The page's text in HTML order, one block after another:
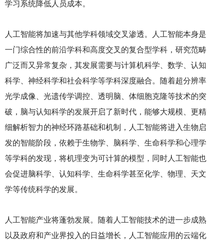
学习系统降低人员成本。
人工智能将加速与其他学科领域交叉渗透。人工智能本身是
一门综合性的前沿学科和高度交叉的复合型学科，研究范畴
广泛而又异常复杂，其发展需要与计算机科学、数学、认知
科学、神经科学和社会科学等学科深度融合。随着超分辨率
光学成像、光遗传学调控、透明脑、体细胞克隆等技术的突
破，脑与认知科学的发展开启了新时代，能够大规模、更精
细解析智力的神经环路基础和机制，人工智能将进入生物启
发的智能阶段，依赖于生物学、脑科学、生命科学和心理学
等学科的发现，将机理变为可计算的模型，同时人工智能也
会促进脑科学、认知科学、生命科学甚至化学、物理、天文
学等传统科学的发展。
人工智能产业将蓬勃发展。随着人工智能技术的进一步成熟
以及政府和产业界投入的日益增长，人工智能应用的云端化